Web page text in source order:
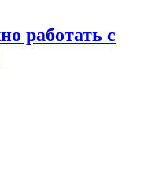
работать с